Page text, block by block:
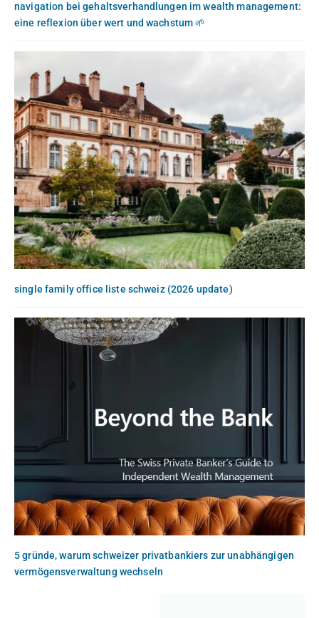
navigation bei gehaltsverhandlungen im wealth management:
eine reflexion über wert und wachstum 🌱
single family office liste schweiz (2026 update)
5 gründe, warum schweizer privatbankiers zur unabhängigen
vermögensverwaltung wechseln